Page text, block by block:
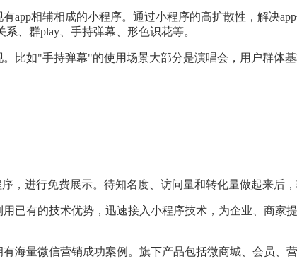
app相辅相成的小程序。通过小程序的高扩散性，解决
、群play、手持弹幕、形色识花等。
比如"手持弹幕"的使用场景大部分是演唱会，用户群体
，进行免费展示。待知名度、访问量和转化量做起来后，
已有的技术优势，迅速接入小程序技术，为企业、商家
海量微信营销成功案例。旗下产品包括微商城、会员、